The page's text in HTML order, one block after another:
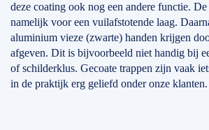
deze coating ook nog een andere functie.
namelijk voor een vuilafstotende laag.
aluminium vieze (zwarte) handen krijgen
afgeven. Dit is bijvoorbeeld niet handig bij
of schilderklus. Gecoate trappen zijn vaak
in de praktijk erg geliefd onder onze klanten.